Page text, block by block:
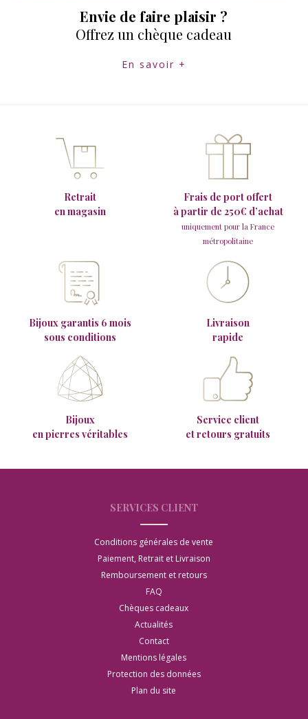
Envie de faire plaisir ?
Offrez un chèque cadeau
En savoir +
Retrait
en magasin
Frais de port offert
à partir de 250€ d’achat
uniquement pour la France
métropolitaine
Bijoux garantis 6 mois
sous conditions
Livraison
rapide
Bijoux
en pierres véritables
Service client
et retours gratuits
SERVICES CLIENT
Conditions générales de vente
Paiement, Retrait et Livraison
Remboursement et retours
FAQ
Chèques cadeaux
Actualités
Contact
Mentions légales
Protection des données
Plan du site